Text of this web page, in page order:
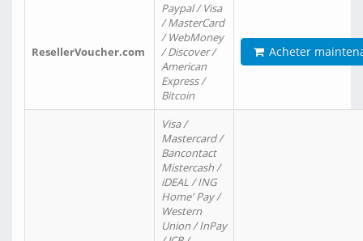
ResellerVoucher.com
Paypal / Visa
/ MasterCard
/ WebMoney
/ Discover /
American
Express /
Bitcoin
Acheter
Visa /
Mastercard /
Bancontact
Mistercash /
iDEAL / ING
Home' Pay /
Western
Union / InPay